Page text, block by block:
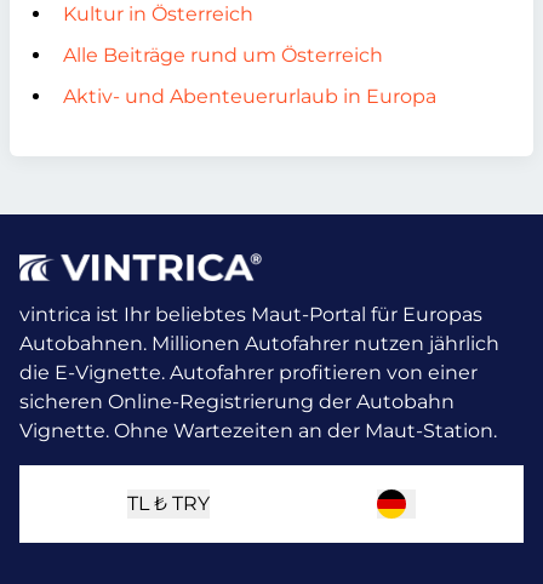
Kultur in Österreich
Alle Beiträge rund um Österreich
Aktiv- und Abenteuerurlaub in Europa
vintrica ist Ihr beliebtes Maut-Portal für Europas
Autobahnen. Millionen Autofahrer nutzen jährlich
die E-Vignette. Autofahrer profitieren von einer
sicheren Online-Registrierung der Autobahn
Vignette. Ohne Wartezeiten an der Maut-Station.
TL ₺ TRY